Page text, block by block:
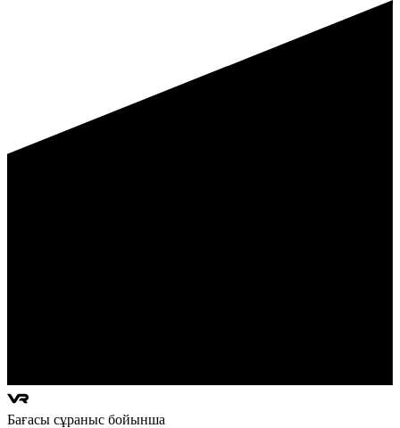
Бағасы сұраныс бойынша